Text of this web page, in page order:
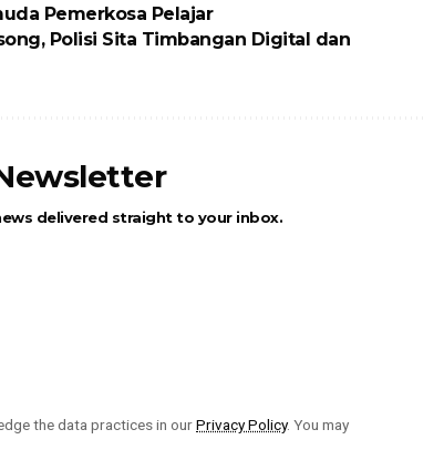
Pemerkosa Pelajar
Polisi Sita Timbangan Digital dan
delivered straight to your inbox.
the data practices in ourPrivacy Policy. You may